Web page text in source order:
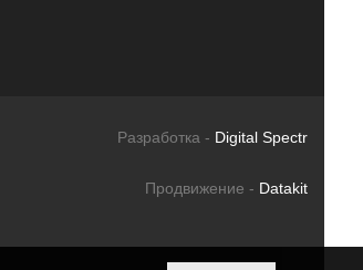
Разработка - Digital Spectr
Продвижение - Datakit